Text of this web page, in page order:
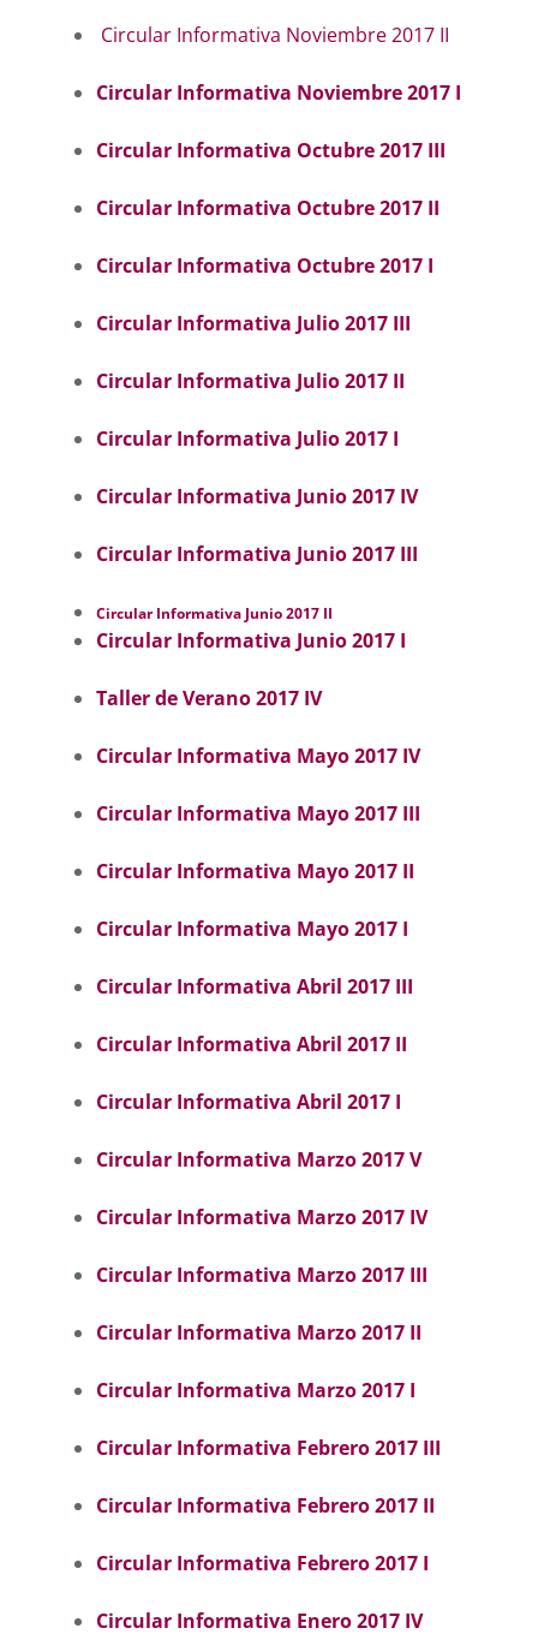
Circular Informativa Noviembre 2017 II
Circular Informativa Noviembre 2017 I
Circular Informativa Octubre 2017 III
Circular Informativa Octubre 2017 II
Circular Informativa Octubre 2017 I
Circular Informativa Julio 2017 III
Circular Informativa Julio 2017 II
Circular Informativa Julio 2017 I
Circular Informativa Junio 2017 IV
Circular Informativa Junio 2017 III
Circular Informativa Junio 2017 II
Circular Informativa Junio 2017 I
Taller de Verano 2017 IV
Circular Informativa Mayo 2017 IV
Circular Informativa Mayo 2017 III
Circular Informativa Mayo 2017 II
Circular Informativa Mayo 2017 I
Circular Informativa Abril 2017 III
Circular Informativa Abril 2017 II
Circular Informativa Abril 2017 I
Circular Informativa Marzo 2017 V
Circular Informativa Marzo 2017 IV
Circular Informativa Marzo 2017 III
Circular Informativa Marzo 2017 II
Circular Informativa Marzo 2017 I
Circular Informativa Febrero 2017 III
Circular Informativa Febrero 2017 II
Circular Informativa Febrero 2017 I
Circular Informativa Enero 2017 IV